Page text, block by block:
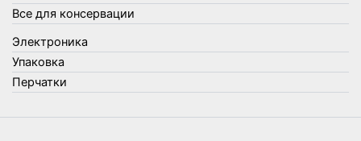
Шнуры, веревки и шпагаты
Электроника
Элементы питания
Все для консервации
Электроника
Упаковка
Перчатки